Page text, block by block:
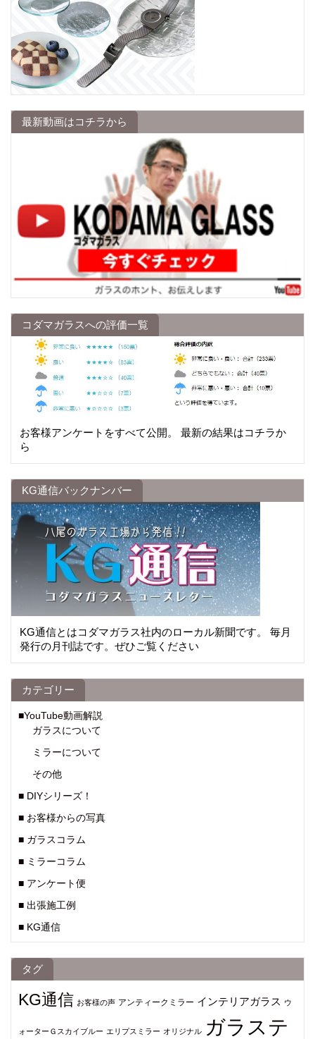
最新動画はコチラから
コダマガラスへの評価一覧
お客様アンケートをすべて公開。 最新の結果はコチラか
ら
KG通信バックナンバー
KG通信とはコダマガラス社内のローカル新聞です。 毎月
発行の月刊誌です。ぜひご覧ください
カテゴリー
■YouTube動画解説
ガラスについて
ミラーについて
その他
■ DIYシリーズ！
■ お客様からの写真
■ ガラスコラム
■ ミラーコラム
■ アンケート便
■ 出張施工例
■ KG通信
タグ
KG通信 お客様の声 アンティークミラー インテリアガラス ウ
ォーターＧスカイブルー エリプスミラー オリジナル ガラステ